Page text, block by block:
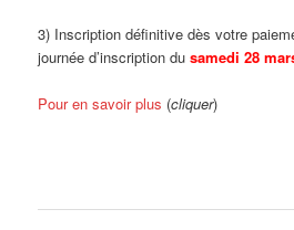
3) Inscription définitive dès votre
journée d’inscription dusamedi 28
Pour en savoir plus (cliquer)